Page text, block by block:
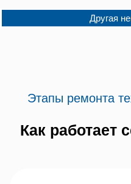
Другая
Этапы ремонта
Как работает